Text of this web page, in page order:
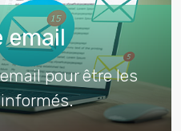
email
pour être les